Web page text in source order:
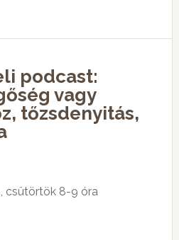
podcast:
vagy
tőzsdenyitás,
csütörtök 8-9 óra